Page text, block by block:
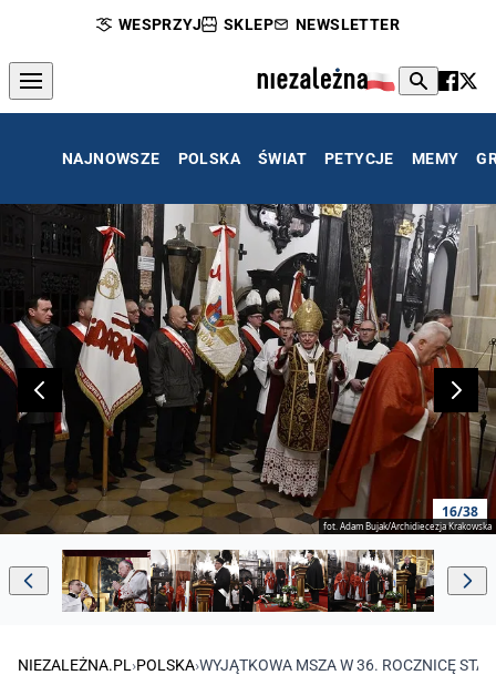
WESPRZYJ SKLEP NEWSLETTER
NAJNOWSZE POLSKA ŚWIAT PETYCJE MEMY
16/38
fot. Adam Bujak/Archidiecezja Krakowska
NIEZALEŻNA.PL ›POLSKA›WYJĄTKOWA MSZA W 36. ROCZNICĘ